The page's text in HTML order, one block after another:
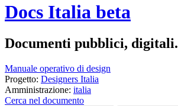
Docs Italia beta
Documenti pubblici, digitali.
Manuale operativo di design
Progetto: Designers Italia
Amministrazione: italia
Cerca nel documento